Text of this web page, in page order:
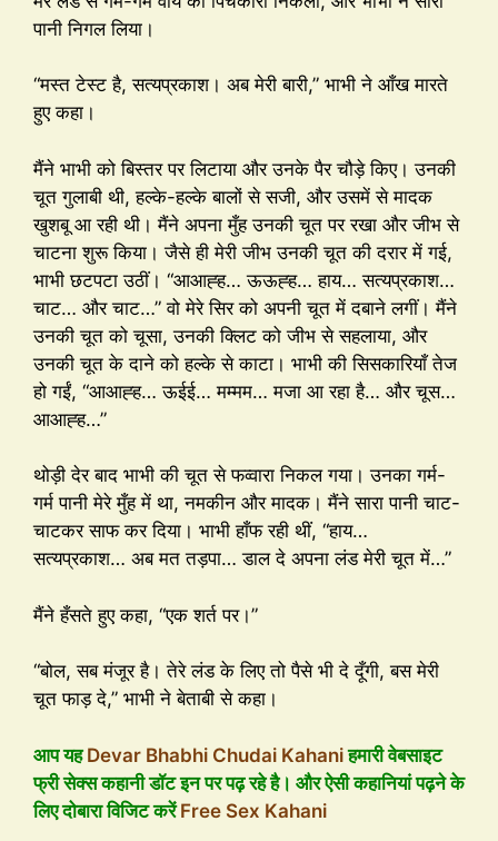
पानी निगल लिया।
“मस्त टेस्ट है, सत्यप्रकाश। अब मेरी बारी,” भाभी ने आँख मारते
हुए कहा।
मैंने भाभी को बिस्तर पर लिटाया और उनके पैर चौड़े किए। उनकी
चूत गुलाबी थी, हल्के-हल्के बालों से सजी, और उसमें से मादक
खुशबू आ रही थी। मैंने अपना मुँह उनकी चूत पर रखा और जीभ से
चाटना शुरू किया। जैसे ही मेरी जीभ उनकी चूत की दरार में गई,
भाभी छटपटा उठीं। “आआह्ह… ऊऊह्ह… हाय… सत्यप्रकाश…
चाट… और चाट…” वो मेरे सिर को अपनी चूत में दबाने लगीं। मैंने
उनकी चूत को चूसा, उनकी क्लिट को जीभ से सहलाया, और
उनकी चूत के दाने को हल्के से काटा। भाभी की सिसकारियाँ तेज
हो गईं, “आआह्ह… ऊईई… मम्मम… मजा आ रहा है… और चूस…
आआह्ह…”
थोड़ी देर बाद भाभी की चूत से फव्वारा निकल गया। उनका गर्म-
गर्म पानी मेरे मुँह में था, नमकीन और मादक। मैंने सारा पानी चाट-
चाटकर साफ कर दिया। भाभी हाँफ रही थीं, “हाय…
सत्यप्रकाश… अब मत तड़पा… डाल दे अपना लंड मेरी चूत में…”
मैंने हँसते हुए कहा, “एक शर्त पर।”
“बोल, सब मंजूर है। तेरे लंड के लिए तो पैसे भी दे दूँगी, बस मेरी
चूत फाड़ दे,” भाभी ने बेताबी से कहा।
आप यहDevar Bhabhi Chudai Kahaniहमारी वेबसाइट
फ्री सेक्स कहानी डॉट इन पर पढ़ रहे है। और ऐसी कहानियां पढ़ने के
लिए दोबारा विजिट करेंFree Sex Kahani